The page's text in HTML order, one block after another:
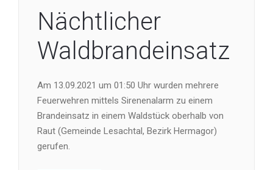
Nächtlicher
Waldbrandeinsatz
Am 13.09.2021 um 01:50 Uhr wurden mehrere
Feuerwehren mittels Sirenenalarm zu einem
Brandeinsatz in einem Waldstück oberhalb von
Raut (Gemeinde Lesachtal, Bezirk Hermagor)
gerufen.